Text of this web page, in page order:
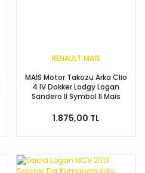
RENAULT MAİS
MAİS Motor Takozu Arka Clio
4 IV Dokker Lodgy Logan
Sandero II Symbol II Mais
1.875,00 TL